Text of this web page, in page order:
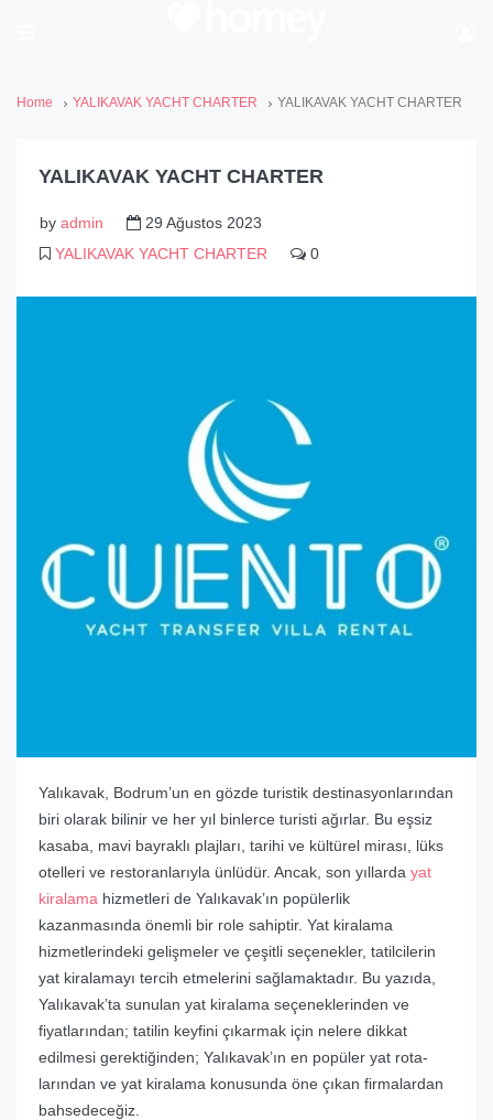
Home YALIKAVAK YACHT CHARTER YALIKAVAK YACHT CHARTER
YALIKAVAK YACHT CHARTER
by admin
29 Ağustos 2023
YALIKAVAK YACHT CHARTER
0
Yalıkavak, Bodrum’un en gözde turistik destinasyonlarından
biri olarak bilinir ve her yıl binlerce turisti ağırlar. Bu eşsiz
kasaba, mavi bayraklı plajları, tarihi ve kültürel mirası, lüks
otelleri ve restoranlarıyla ünlüdür. Ancak, son yıllarda yat
kiralama hizmetleri de Yalıkavak’ın popülerlik
kazanmasında önemli bir role sahiptir. Yat kiralama
hizmetlerindeki gelişmeler ve çeşitli seçenekler, tatilcilerin
yat kiralamayı tercih etmelerini sağlamaktadır. Bu yazıda,
Yalıkavak’ta sunulan yat kiralama seçeneklerinden ve
fiyatlarından; tatilin keyfini çıkarmak için nelere dikkat
edilmesi gerektiğinden; Yalıkavak’ın en popüler yat rota-
larından ve yat kiralama konusunda öne çıkan firmalardan
bahsedeceğiz.